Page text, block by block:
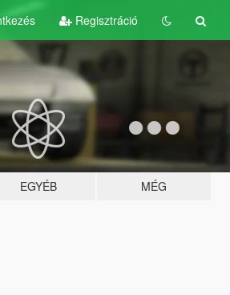
Regisztráció
EGYÉB MÉG